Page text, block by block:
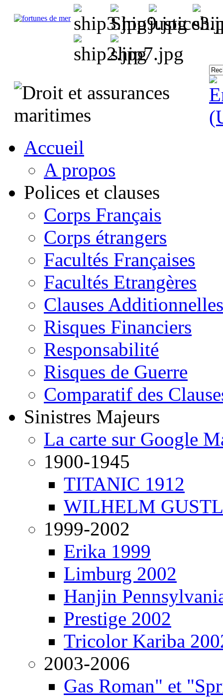
Accueil
A propos
Polices et clauses
Corps Français
Corps étrangers
Facultés Françaises
Facultés Etrangères
Clauses Additionnelles
Risques Financiers
Responsabilité
Risques de Guerre
Comparatif des
Sinistres Majeurs
La carte sur Google
1900-1945
TITANIC 1912
WILHELM
1999-2002
Erika 1999
Limburg 2002
Hanjin
Prestige 2002
Tricolor Kariba
2003-2006
Gas Roman" et